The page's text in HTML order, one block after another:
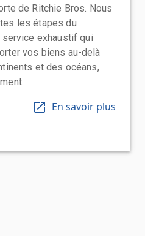
de Ritchie Bros. Nous
les étapes du
exhaustif qui
vos biens au-delà
et des océans,
En savoir plus